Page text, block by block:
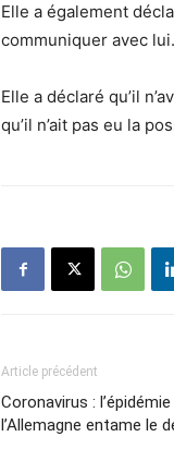
Elle a également
communiquer avec lui.
Elle a déclaré qu’il
qu’il n’ait pas eu la
Article précédent
Coronavirus :
l’Allemagne entame le